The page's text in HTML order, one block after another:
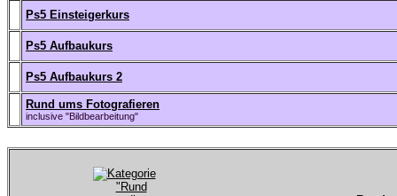
Ps5 Einsteigerkurs
Ps5 Aufbaukurs
Ps5 Aufbaukurs 2
Rund ums Fotografieren
inclusive "Bildbearbeitung"